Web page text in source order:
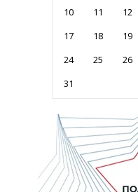
10
11 12
17
18 19
24
25 26
31